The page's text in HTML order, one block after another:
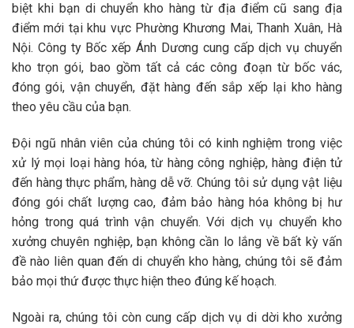
biệt khi bạn di chuyển kho hàng từ địa điểm cũ sang địa
điểm mới tại khu vực Phường Khương Mai, Thanh Xuân, Hà
Nội. Công ty Bốc xếp Ánh Dương cung cấp dịch vụ chuyển
kho trọn gói, bao gồm tất cả các công đoạn từ bốc vác,
đóng gói, vận chuyển, đặt hàng đến sắp xếp lại kho hàng
theo yêu cầu của bạn.
Đội ngũ nhân viên của chúng tôi có kinh nghiệm trong việc
xử lý mọi loại hàng hóa, từ hàng công nghiệp, hàng điện tử
đến hàng thực phẩm, hàng dễ vỡ. Chúng tôi sử dụng vật liệu
đóng gói chất lượng cao, đảm bảo hàng hóa không bị hư
hỏng trong quá trình vận chuyển. Với dịch vụ chuyển kho
xưởng chuyên nghiệp, bạn không cần lo lắng về bất kỳ vấn
đề nào liên quan đến di chuyển kho hàng, chúng tôi sẽ đảm
bảo mọi thứ được thực hiện theo đúng kế hoạch.
Ngoài ra, chúng tôi còn cung cấp dịch vụ di dời kho xưởng